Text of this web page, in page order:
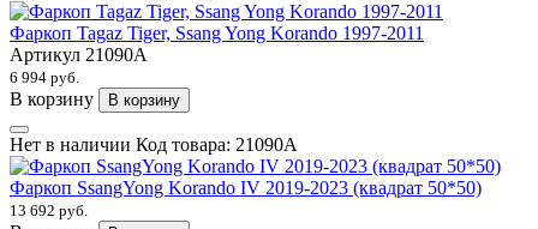
Фаркоп Tagaz Tiger, Ssang Yong Korando 1997-2011
Артикул 21090A
6 994 руб.
В корзину В корзину
Нет в наличии Код товара: 21090A
Фаркоп SsangYong Korando IV 2019-2023 (квадрат 50*50)
13 692 руб.